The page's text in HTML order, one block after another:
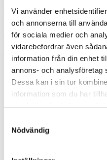
Vi använder
och annonserna till
för sociala medier och
vidarebefordrar även
information från din enhet
annons- och analysföretag
Dessa kan i sin tur
information som du har
Nödvändig
0300 – 337 00
Begär offert
Kontakta mig
Boka hembesök
Prata med en expert
Kontakta mig
Boka hembesök